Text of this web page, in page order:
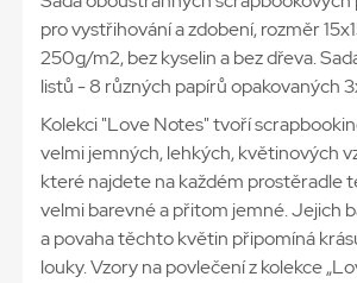
pro vystřihování a zdobení, rozměr
250g/m2, bez kyselin a bez dřeva.
listů - 8 různých papírů opakovaných
Kolekci "Love Notes" tvoří
velmi jemných, lehkých, květinových
které najdete na každém prostěradle
velmi barevné a přitom jemné. Jejich
a povaha těchto květin připomíná
louky. Vzory na povlečení z kolekce